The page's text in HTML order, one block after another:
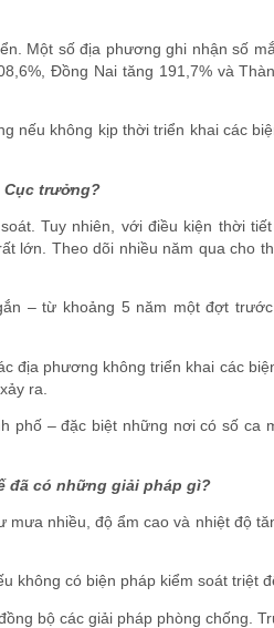
Một số địa phương ghi nhận số
Đồng Nai tăng 191,7% và
nếu không kịp thời triển khai các
Cục trưởng?
Tuy nhiên, với điều kiện thời
lớn. Theo dõi nhiều năm qua cho
– từ khoảng 5 năm một đợt
địa phương không triển khai các
ra.
phố – đặc biệt những nơi có số ca
đã có những giải pháp gì?
nhiều, độ ẩm cao và nhiệt độ
không có biện pháp kiểm soát triệt
bộ các giải pháp phòng chống.